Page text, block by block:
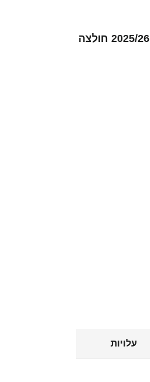
ילדים לי קי-ג׳יי אי #23 לבן כחול מלכותי הרחק ג'רזי 2025/26 חולצה
עלויות